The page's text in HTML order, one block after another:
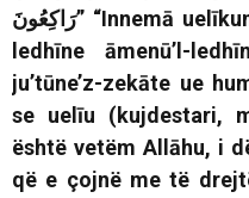
رَاكِعُونَ” “Innemā
ledhīne āmenū’l-
ju’tūne’z-zekāte ue
se uelīu (kujdestari,
është vetëm Allāhu, i
që e çojnë me të